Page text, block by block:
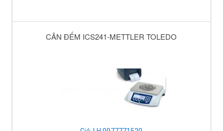
CÂN ĐẾM ICS241-METTLER TOLEDO